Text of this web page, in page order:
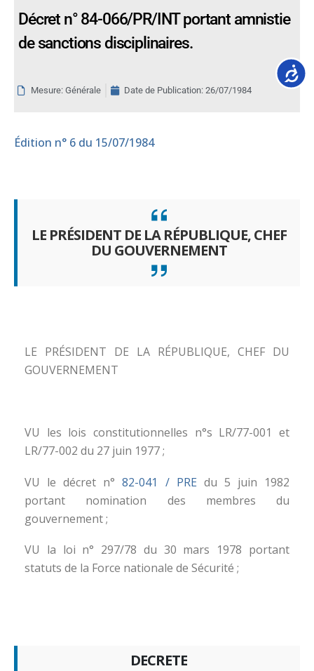
Décret n° 84-066/PR/INT portant amnistie
de sanctions disciplinaires.
Mesure: Générale Date de Publication: 26/07/1984
Édition n° 6 du 15/07/1984
LE PRÉSIDENT DE LA RÉPUBLIQUE, CHEF
DU GOUVERNEMENT
LE PRÉSIDENT DE LA RÉPUBLIQUE, CHEF DU
GOUVERNEMENT
VU les lois constitutionnelles n°s LR/77-001 et
LR/77-002 du 27 juin 1977 ;
VU le décret n°82-041 / PRE du 5 juin 1982
portant nomination des membres du
gouvernement ;
VU la loi n° 297/78 du 30 mars 1978 portant
statuts de la Force nationale de Sécurité ;
DECRETE